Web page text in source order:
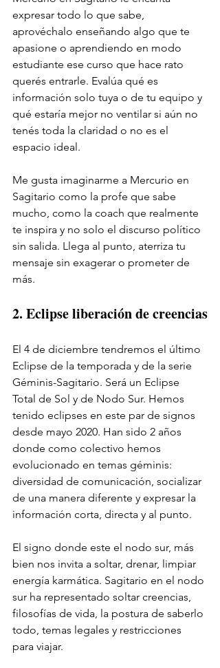
expresar todo lo que sabe,
aprovéchalo enseñando algo que te
apasione o aprendiendo en modo
estudiante ese curso que hace rato
querés entrarle. Evalúa qué es
información solo tuya o de tu equipo y
qué estaría mejor no ventilar si aún no
tenés toda la claridad o no es el
espacio ideal.
Me gusta imaginarme a Mercurio en
Sagitario como la profe que sabe
mucho, como la coach que realmente
te inspira y no solo el discurso político
sin salida. Llega al punto, aterriza tu
mensaje sin exagerar o prometer de
más.
2. Eclipse liberación de creencias
El 4 de diciembre tendremos el último
Eclipse de la temporada y de la serie
Géminis-Sagitario. Será un Eclipse
Total de Sol y de Nodo Sur. Hemos
tenido eclipses en este par de signos
desde mayo 2020. Han sido 2 años
donde como colectivo hemos
evolucionado en temas géminis:
diversidad de comunicación, socializar
de una manera diferente y expresar la
información corta, directa y al punto.
El signo donde este el nodo sur, más
bien nos invita a soltar, drenar, limpiar
energía karmática. Sagitario en el nodo
sur ha representado soltar creencias,
filosofías de vida, la postura de saberlo
todo, temas legales y restricciones
para viajar.